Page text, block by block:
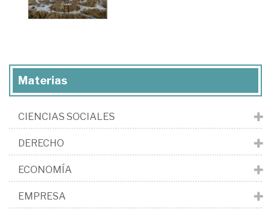
Materias
CIENCIAS SOCIALES
DERECHO
ECONOMÍA
EMPRESA